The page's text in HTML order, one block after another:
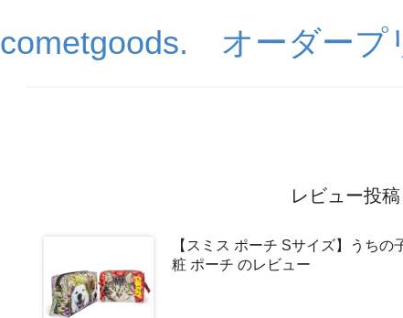
cometgoods. オーダープ
レビュー投稿
【スミス ポーチ Sサイズ】うち
粧 ポーチ のレビュー